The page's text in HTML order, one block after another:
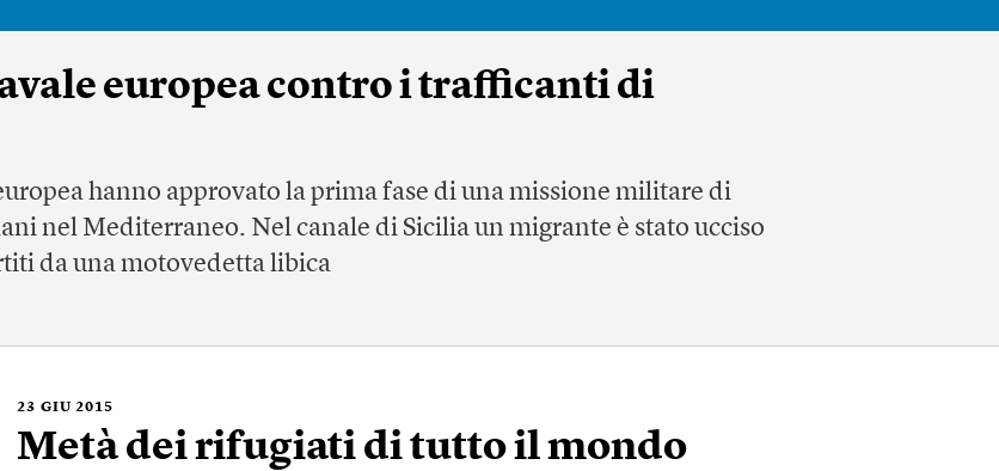
europea contro i trafficanti di
hanno approvato la prima fase di una missione militare di
nel Mediterraneo. Nel canale di Sicilia un migrante è stato ucciso
da una motovedetta libica
23 GIU 2015
Metà dei rifugiati di tutto il mondo